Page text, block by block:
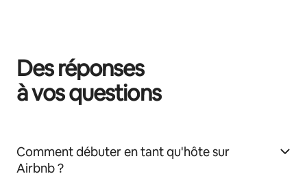
Des réponses
à vos questions
Comment débuter en tant qu'hôte sur
Airbnb ?